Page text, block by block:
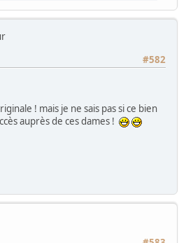
#582
! mais je ne sais pas si ce bien
auprès de ces dames !